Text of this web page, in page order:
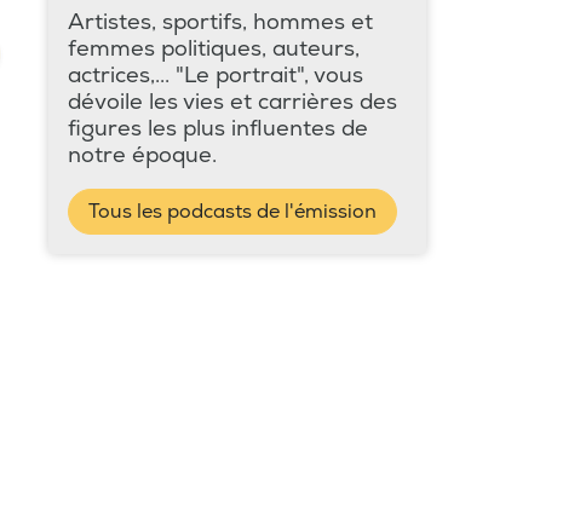
Artistes, sportifs, hommes et
femmes politiques, auteurs,
actrices,... "Le portrait", vous
dévoile les vies et carrières des
figures les plus influentes de
notre époque.
Tous les podcasts de l'émission